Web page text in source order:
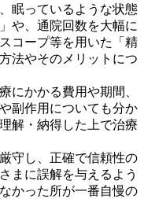
眠っているような状態
や、通院回数を大幅に
コープ等を用いた「精
法やそのメリットにつ
にかかる費用や期間、
副作用についても分か
解・納得した上で治療
守し、正確で信頼性の
まに誤解を与えるよう
かった所が一番自慢の